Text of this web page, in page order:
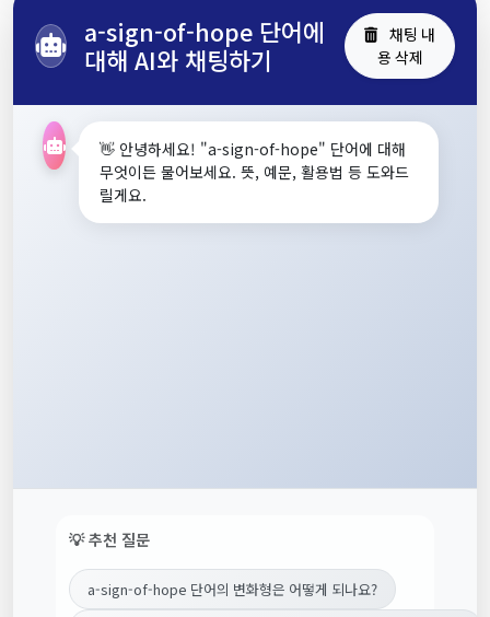
a-sign-of-hope 단어에
대해 AI와 채팅하기
채팅 내
용 삭제
👋 안녕하세요! "a-sign-of-hope" 단어에 대해
무엇이든 물어보세요. 뜻, 예문, 활용법 등 도와드
릴게요.
💡 추천 질문
a-sign-of-hope 단어의 변화형은 어떻게 되나요?